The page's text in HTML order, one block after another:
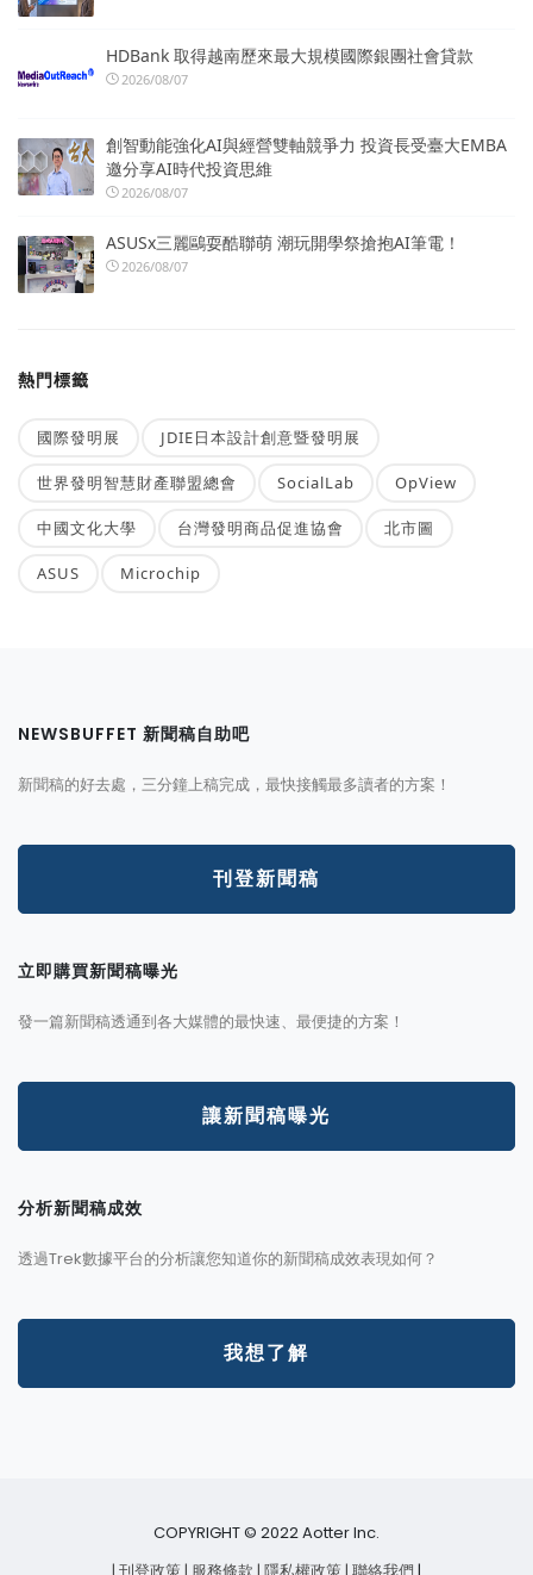
HDBank 取得越南歷來最大規模國際銀團社會貸款
2026/08/07
創智動能強化AI與經營雙軸競爭力 投資長受臺大EMBA
邀分享AI時代投資思維
2026/08/07
ASUSx三麗鷗耍酷聯萌 潮玩開學祭搶抱AI筆電！
2026/08/07
熱門標籤
國際發明展 JDIE日本設計創意暨發明展
世界發明智慧財產聯盟總會 SocialLab OpView
中國文化大學 台灣發明商品促進協會 北市圖
ASUS Microchip
NEWSBUFFET 新聞稿自助吧
新聞稿的好去處，三分鐘上稿完成，最快接觸最多讀者的方案！
刊登新聞稿
立即購買新聞稿曝光
發一篇新聞稿透通到各大媒體的最快速、最便捷的方案！
讓新聞稿曝光
分析新聞稿成效
透過Trek數據平台的分析讓您知道你的新聞稿成效表現如何？
我想了解
COPYRIGHT © 2022 Aotter Inc.